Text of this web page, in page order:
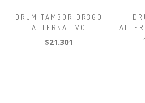
DRUM TAMBOR DR360
ALTERNATIVO
$21.301